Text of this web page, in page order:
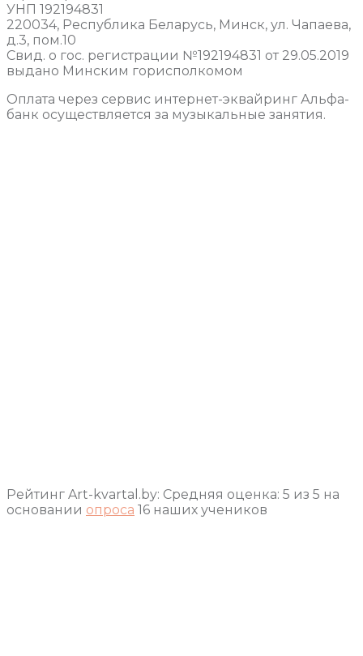
УНП 192194831
220034, Республика Беларусь, Минск, ул. Чапаева,
д.3, пом.10
Свид. о гос. регистрации №192194831 от 29.05.2019
выдано Минским горисполкомом
Оплата через сервис интернет-эквайринг Альфа-
банк осуществляется за музыкальные занятия.
Рейтинг Art-kvartal.by: Средняя оценка: 5 из 5 на
основании опроса 16 наших учеников